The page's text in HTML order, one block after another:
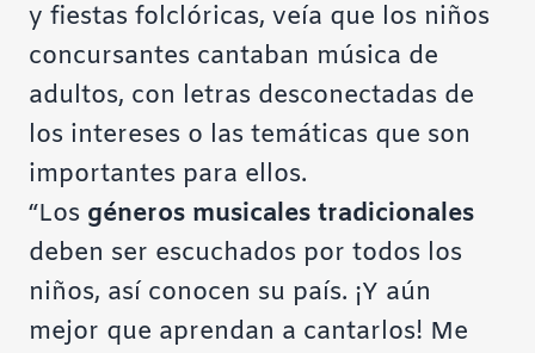
y fiestas folclóricas, veía que los niños
concursantes cantaban música de
adultos, con letras desconectadas de
los intereses o las temáticas que son
importantes para ellos.
“Los géneros musicales tradicionales
deben ser escuchados por todos los
niños, así conocen su país. ¡Y aún
mejor que aprendan a cantarlos! Me